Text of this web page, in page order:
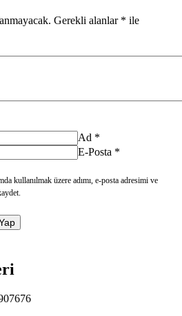
Gerekli alanlar * ile
Ad *
E-Posta *
kullanılmak üzere adımı, e-posta adresimi ve